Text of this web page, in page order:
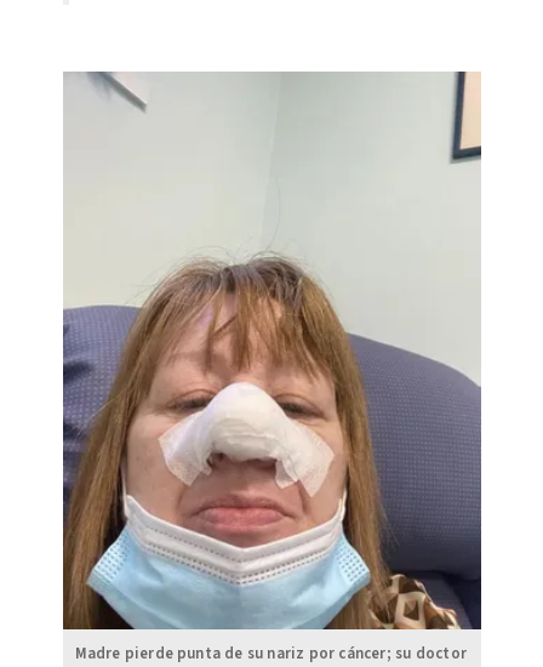
Madre pierde punta de su nariz por cáncer; su doctor